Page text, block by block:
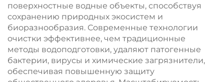
поверхностные водные объекты, способствуя
сохранению природных экосистем и
биоразнообразия. Современные технологии
очистки эффективнее, чем традиционные
методы водоподготовки, удаляют патогенные
бактерии, вирусы и химические загрязнители,
обеспечивая повышенную защиту